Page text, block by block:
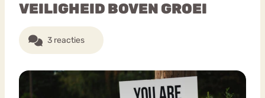
VEILIGHEID BOVEN GROEI
3 reacties